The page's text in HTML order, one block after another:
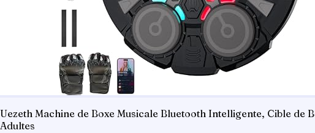
Uezeth Machine de Boxe Musicale Bluetooth Intelligente, Cible
Adultes